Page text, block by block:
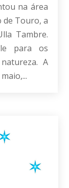
na área
de Touro, a
Tambre.
para os
A